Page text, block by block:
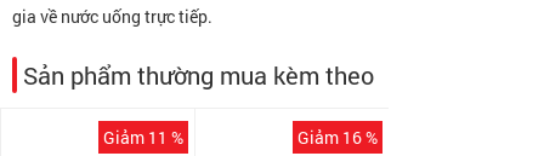
gia về nước uống trực tiếp.
Sản phẩm thường mua kèm theo
Giảm 11 %
Giảm 16 %